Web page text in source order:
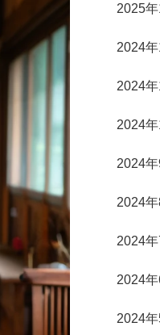
2025年
2024年
2024年
2024年
2024年
2024年
2024年
2024年
2024年